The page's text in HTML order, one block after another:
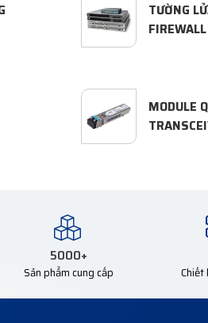
TƯỜNG
FIREWALL
MODULE
5000+
Sản phẩm cung cấp